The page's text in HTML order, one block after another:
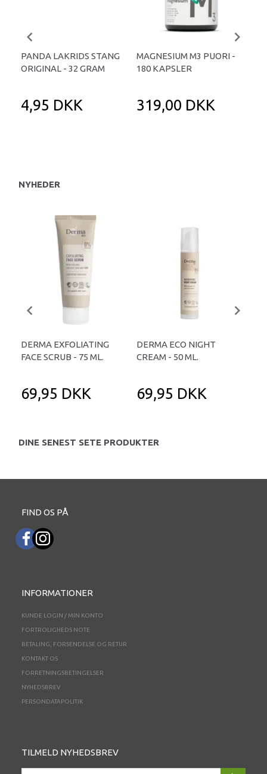
PANDA LAKRIDS STANG
ORIGINAL - 32 GRAM
4,95 DKK
MAGNESIUM M3 PUORI -
180 KAPSLER
319,00 DKK
NYHEDER
DERMA EXFOLIATING
FACE SCRUB - 75 ML.
69,95 DKK
DERMA ECO NIGHT
CREAM - 50 ML.
69,95 DKK
DINE SENEST SETE PRODUKTER
FIND OS PÅ
INFORMATIONER
KUNDE LOGIN / MIN KONTO
FORTROLIGHEDS NOTE
BETALING, FORSENDELSE OG RETUR
KONTAKT OS
FORRETNINGSBETINGELSER
NYHEDSBREV
PERSONDATAPOLITIK
TILMELD NYHEDSBREV